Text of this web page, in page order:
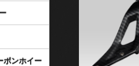
ボンホイー